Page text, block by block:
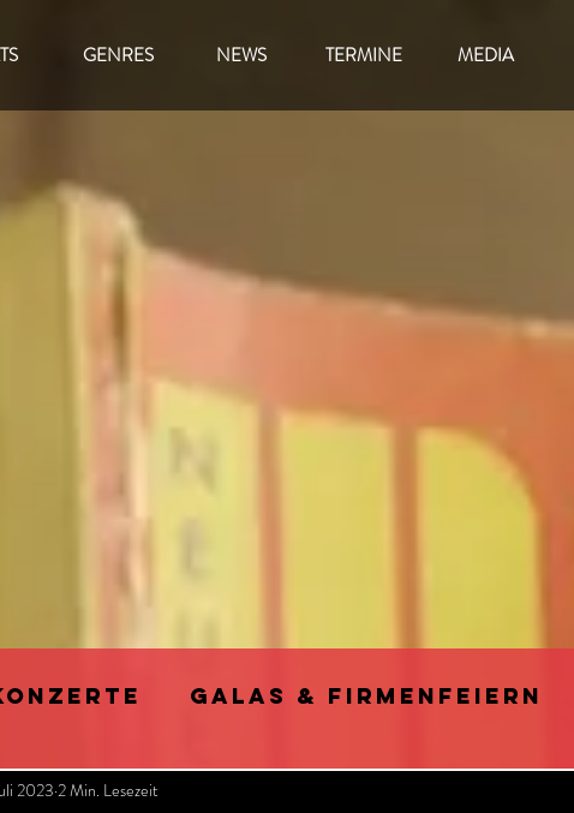
GENRES NEWS TERMINE MEDIA
GALAS & FIRMENFEIERN
PARTY FOTO SHOOTINGS & VIDEO
2023 2 Min. Lesezeit